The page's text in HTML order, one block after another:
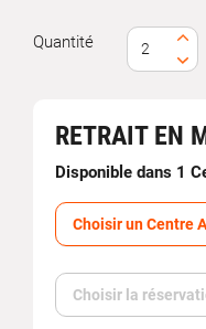
Quantité
RETRAIT EN
Disponible dans 1
Choisir un Centre
Choisir la